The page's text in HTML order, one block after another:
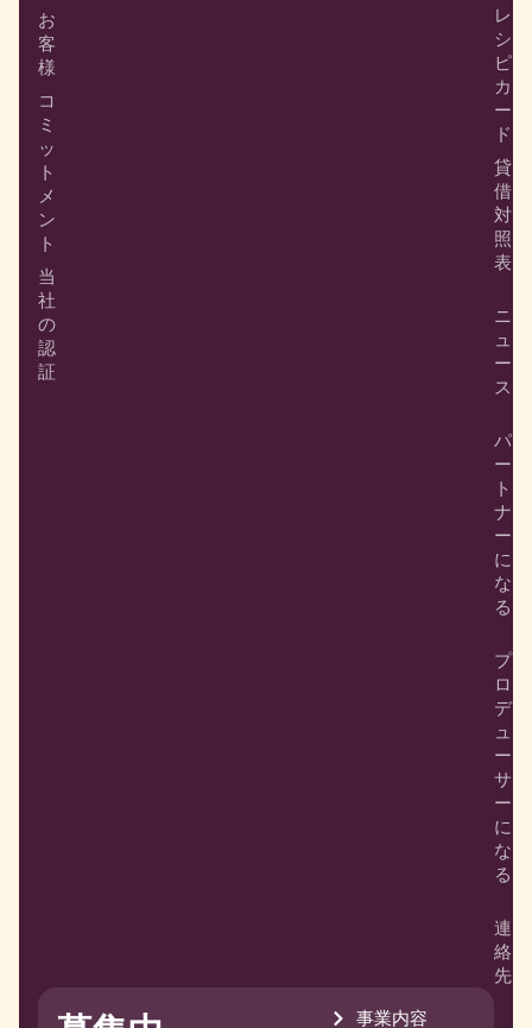
お
客
様
コ
ミ
ッ
ト
メ
ン
ト
当
社
の
認
証
レ
シ
ピ
カ
ー
ド
貸
借
対
照
表
ニ
ュ
ー
ス
パ
ー
ト
ナ
ー
に
な
る
プ
ロ
デ
ュ
ー
サ
ー
に
な
る
連
絡
先
事業内容